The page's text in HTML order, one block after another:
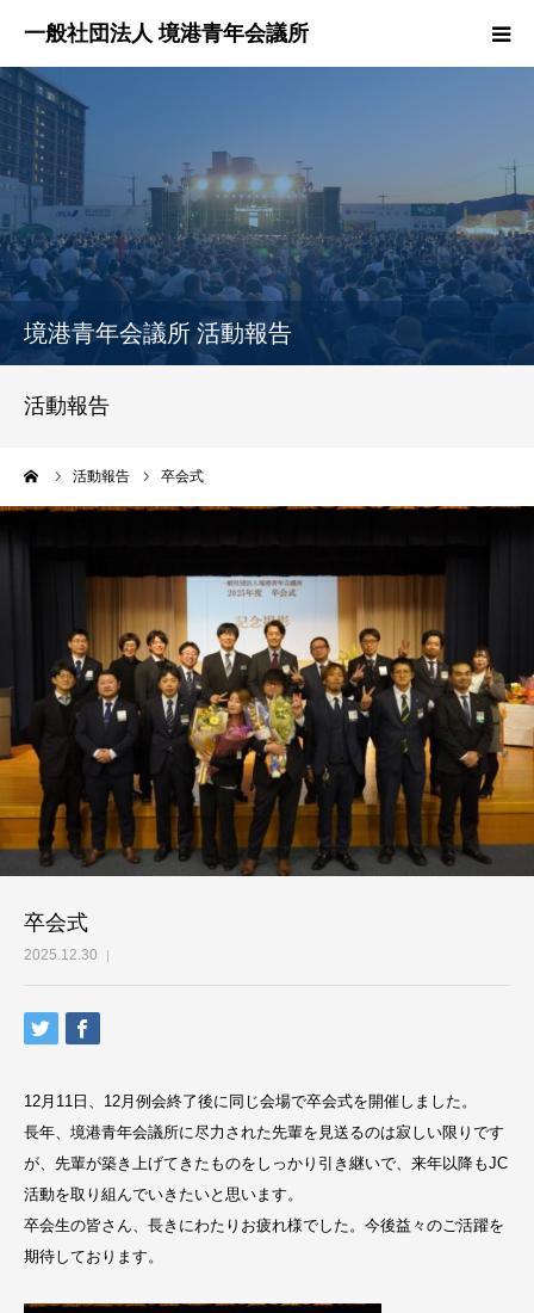
境港青年会議所 活動報告
活動報告
活動報告 卒会式
卒会式
2025.12.30
12月11日、12月例会終了後に同じ会場で卒会式を開催しました。
長年、境港青年会議所に尽力された先輩を見送るのは寂しい限りです
が、先輩が築き上げてきたものをしっかり引き継いで、来年以降もJC
活動を取り組んでいきたいと思います。
卒会生の皆さん、長きにわたりお疲れ様でした。今後益々のご活躍を
期待しております。
HOME
境港青年会議所とは？
境港青年会議所の活動報告
各委員会紹介